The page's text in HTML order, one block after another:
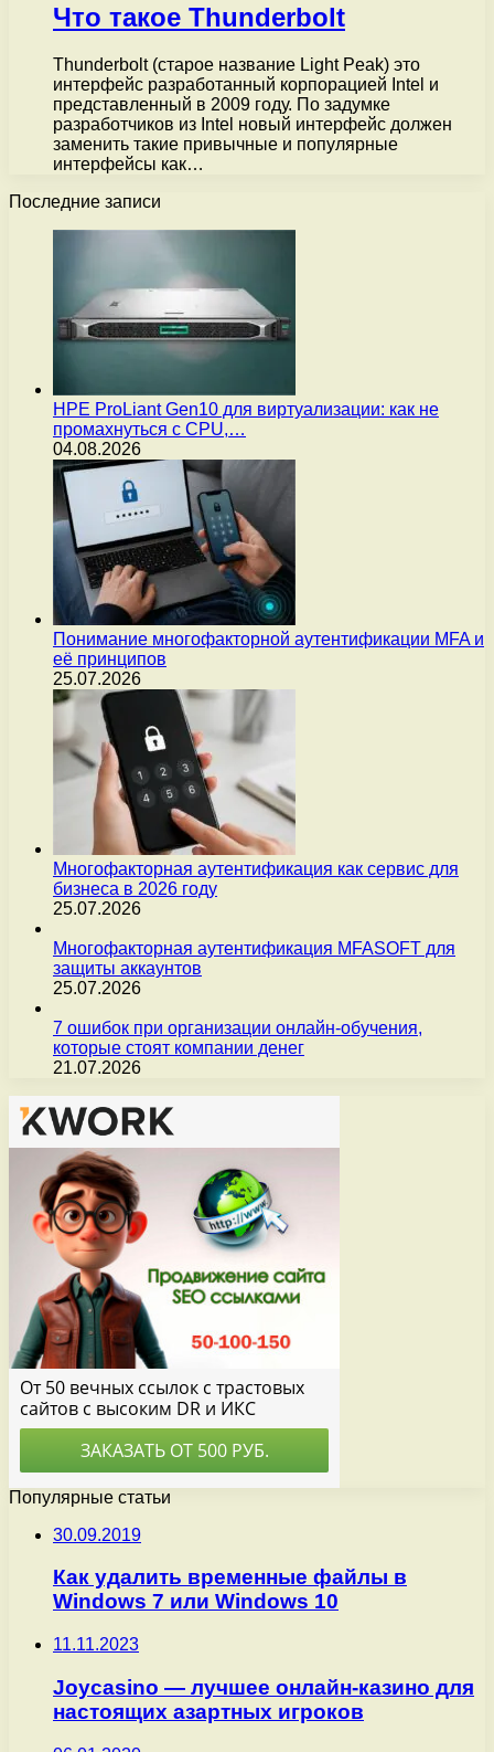
Что такое Thunderbolt
Thunderbolt (старое название Light Peak) это
интерфейс разработанный корпорацией Intel и
представленный в 2009 году. По задумке
разработчиков из Intel новый интерфейс должен
заменить такие привычные и популярные
интерфейсы как…
Последние записи
HPE ProLiant Gen10 для виртуализации: как не
промахнуться с CPU,…
04.08.2026
Понимание многофакторной аутентификации MFA и
её принципов
25.07.2026
Многофакторная аутентификация как сервис для
бизнеса в 2026 году
25.07.2026
Многофакторная аутентификация MFASOFT для
защиты аккаунтов
25.07.2026
7 ошибок при организации онлайн-обучения,
которые стоят компании денег
21.07.2026
Популярные статьи
30.09.2019
Как удалить временные файлы в
Windows 7 или Windows 10
11.11.2023
Joycasino — лучшее онлайн-казино для
настоящих азартных игроков